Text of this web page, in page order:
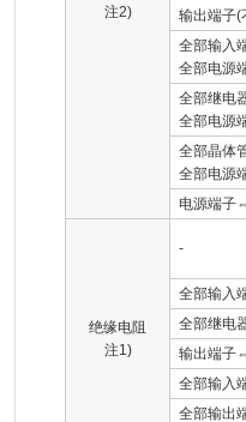
注2)
输出端子(
全部输入
全部电源
全部继电
全部电源
全部晶体
全部电源
电源端子
绝缘电阻
注1)
-
全部输入
全部继电
输出端子
全部输入
全部输出